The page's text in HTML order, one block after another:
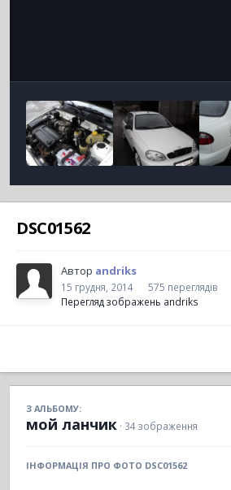
DSC01562
Автор andriks
15 грудня, 2014
575 переглядів
Перегляд зображень andriks
З АЛЬБОМУ:
мой ланчик · 34 зображення
ІНФОРМАЦІЯ ПРО ФОТО DSC01562